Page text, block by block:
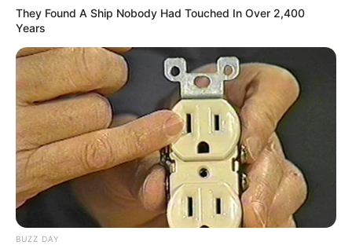
They Found A Ship Nobody Had Touched In Over 2,400
Years
BUZZ DAY